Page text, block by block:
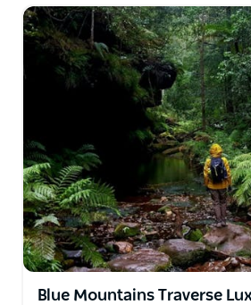
Blue Mountains Traverse